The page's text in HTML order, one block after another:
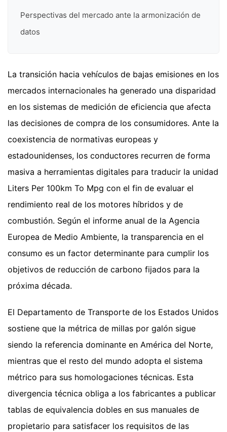
Perspectivas del mercado ante la armonización de
datos
La transición hacia vehículos de bajas emisiones en los
mercados internacionales ha generado una disparidad
en los sistemas de medición de eficiencia que afecta
las decisiones de compra de los consumidores. Ante la
coexistencia de normativas europeas y
estadounidenses, los conductores recurren de forma
masiva a herramientas digitales para traducir la unidad
Liters Per 100km To Mpg con el fin de evaluar el
rendimiento real de los motores híbridos y de
combustión. Según el informe anual de la Agencia
Europea de Medio Ambiente, la transparencia en el
consumo es un factor determinante para cumplir los
objetivos de reducción de carbono fijados para la
próxima década.
El Departamento de Transporte de los Estados Unidos
sostiene que la métrica de millas por galón sigue
siendo la referencia dominante en América del Norte,
mientras que el resto del mundo adopta el sistema
métrico para sus homologaciones técnicas. Esta
divergencia técnica obliga a los fabricantes a publicar
tablas de equivalencia dobles en sus manuales de
propietario para satisfacer los requisitos de las